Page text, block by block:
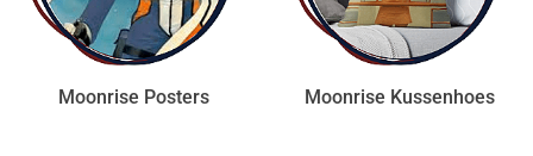
Moonrise Posters Moonrise Kussenhoes